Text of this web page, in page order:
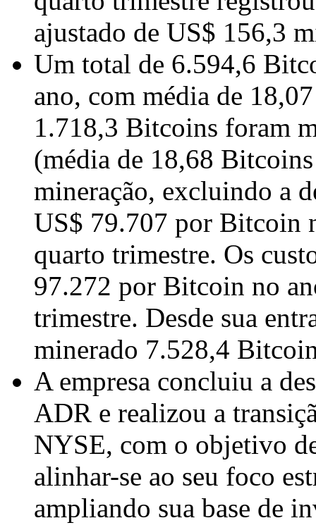
ajustado de US$ 156,3
Um total de 6.594,6
ano, com média de
1.718,3 Bitcoins foram
(média de 18,68
mineração, excluindo a
US$ 79.707 por Bitcoin
quarto trimestre. Os
97.272 por Bitcoin no
trimestre. Desde sua
minerado 7.528,4
A empresa concluiu a
ADR e realizou a
NYSE, com o objetivo
alinhar-se ao seu foco
ampliando sua base de